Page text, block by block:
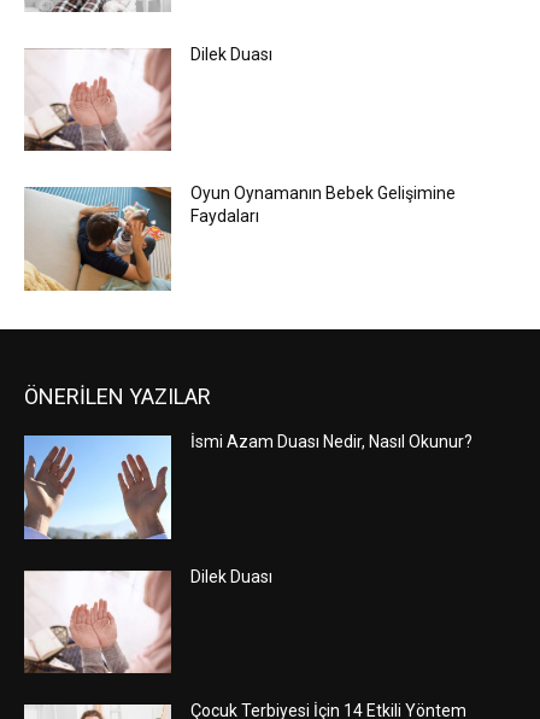
Dilek Duası
Oyun Oynamanın Bebek Gelişimine
Faydaları
ÖNERİLEN YAZILAR
İsmi Azam Duası Nedir, Nasıl Okunur?
Dilek Duası
Çocuk Terbiyesi İçin 14 Etkili Yöntem